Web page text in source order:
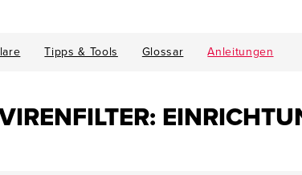
Tipps & Tools Glossar Anleitungen